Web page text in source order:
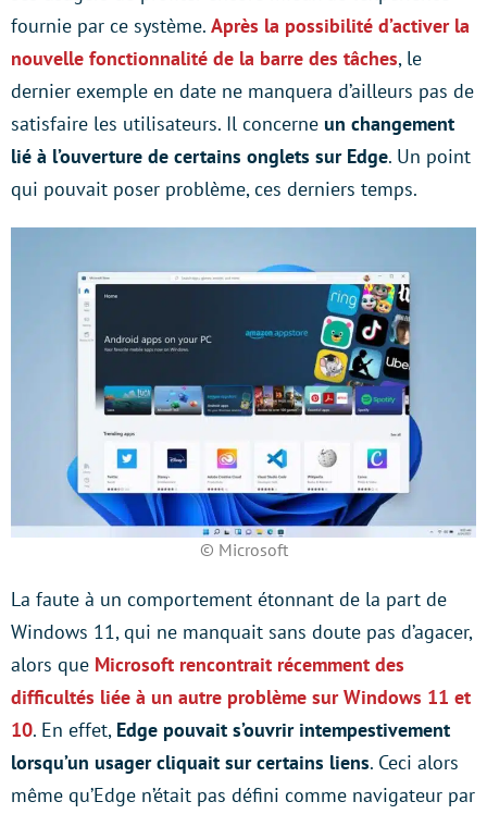
fournie par ce système. Après la possibilité d’activer la
nouvelle fonctionnalité de la barre des tâches, le
dernier exemple en date ne manquera d’ailleurs pas de
satisfaire les utilisateurs. Il concerne un changement
lié à l’ouverture de certains onglets sur Edge. Un point
qui pouvait poser problème, ces derniers temps.
© Microsoft
La faute à un comportement étonnant de la part de
Windows 11, qui ne manquait sans doute pas d’agacer,
alors que Microsoft rencontrait récemment des
difficultés liée à un autre problème sur Windows 11 et
10. En effet, Edge pouvait s’ouvrir intempestivement
lorsqu’un usager cliquait sur certains liens. Ceci alors
même qu’Edge n’était pas défini comme navigateur par